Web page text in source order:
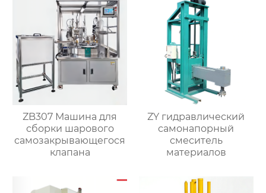
ZB307 Машина для
сборки шарового
самозакрывающегося
клапана
ZY гидравлический
самонапорный
смеситель
материалов